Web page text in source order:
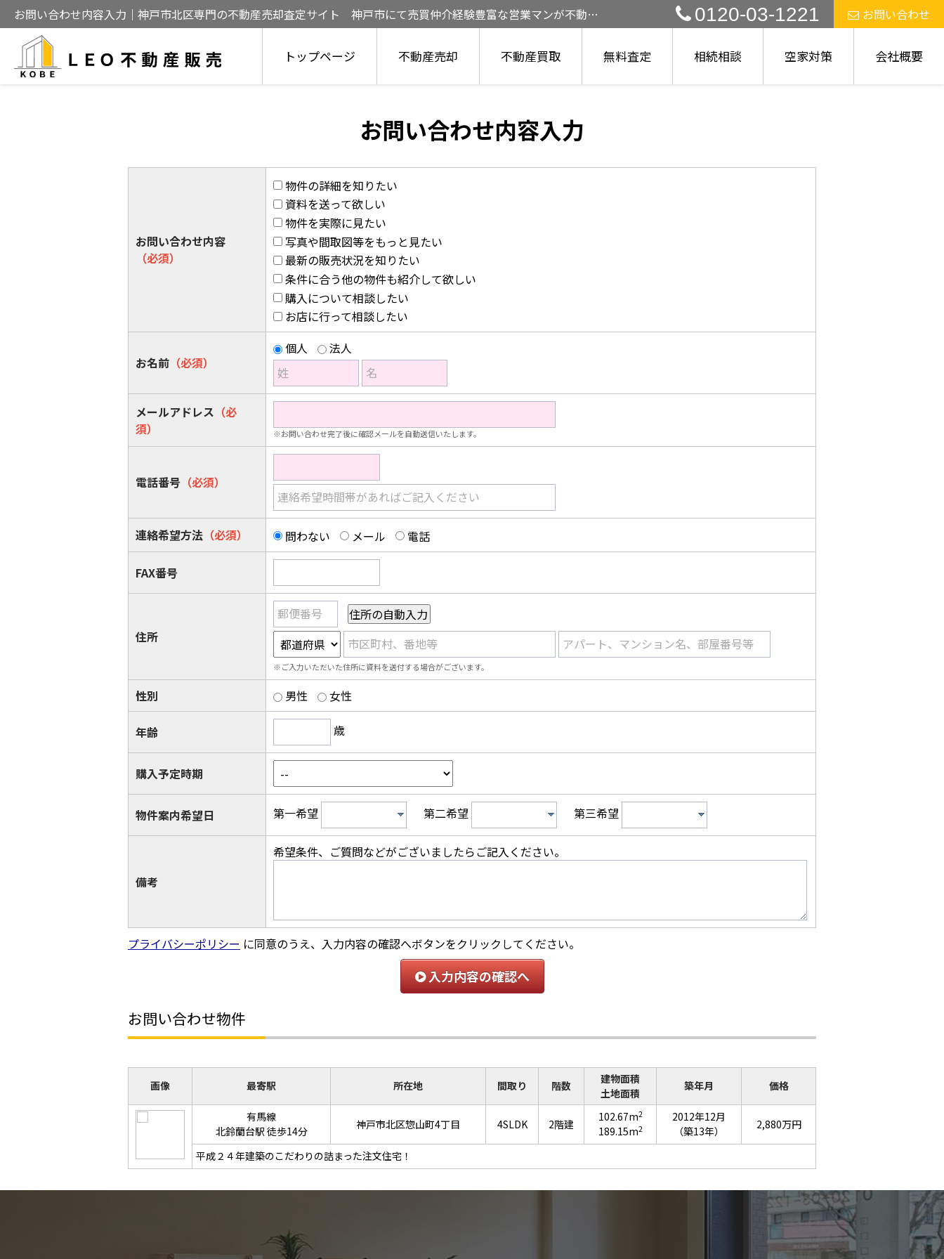
お問い合わせ内容入力｜神戸市北区専門の不動産売却査定サイト 神戸市にて売買仲介経験豊富な営業マンが不動産
売却をサポート
0120-03-1221 お問い合わせ
トップページ 不動産売却 不動産買取 無料査定 相続相談 空家対策 会社概要
お問い合わせ内容入力
お問い合わせ内容
（必須）
物件の詳細を知りたい
資料を送って欲しい
物件を実際に見たい
写真や間取図等をもっと見たい
最新の販売状況を知りたい
条件に合う他の物件も紹介して欲しい
購入について相談したい
お店に行って相談したい
お名前 （必須）
個人
法人
姓
名
メールアドレス （必
須）
※お問い合わせ完了後に確認メールを自動送信いたします。
電話番号 （必須）
連絡希望時間帯があればご記入ください
連絡希望方法 （必須） 問わない メール 電話
FAX番号
住所
郵便番号
市区町村、番地等
アパート、マンション名、部屋番号等
※ご入力いただいた住所に資料を送付する場合がございます。
性別 男性 女性
年齢 歳
購入予定時期
物件案内希望日 第一希望 第二希望 第三希望
備考
希望条件、ご質問などがございましたらご記入ください。
プライバシーポリシー に同意のうえ、入力内容の確認へボタンをクリックしてください。
入力内容の確認へ
お問い合わせ物件
画像 最寄駅 所在地 間取り 階数
建物面積
土地面積
築年月 価格
有馬線
北鈴蘭台駅 徒歩14分
神戸市北区惣山町4丁目 4SLDK 2階建
102.67m2
189.15m2
2012年12月
（築13年）
2,880万円
平成２４年建築のこだわりの詰まった注文住宅！